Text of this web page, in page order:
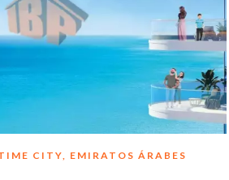
CITY, EMIRATOS ÁRABES